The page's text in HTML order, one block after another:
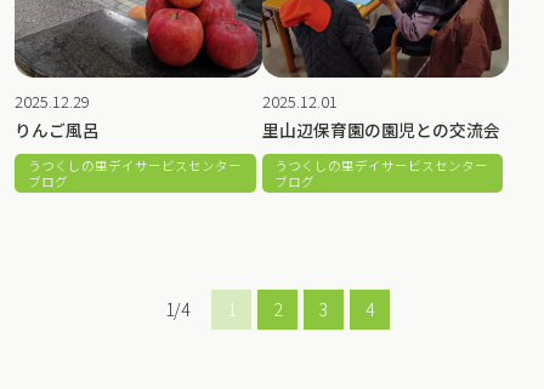
りんご風呂
2025.12.29
うつくしの里デイサービスセンター
ブログ
里山辺保育園の園児との交流会
2025.12.01
うつくしの里デイサービスセンター
ブログ
1/4 1 2 3 4